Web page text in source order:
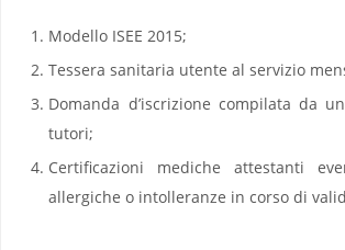
Modello ISEE 2015;
Tessera sanitaria utente al servizio
Domanda d’iscrizione compilata da
tutori;
Certificazioni mediche attestanti
allergiche o intolleranze in corso di